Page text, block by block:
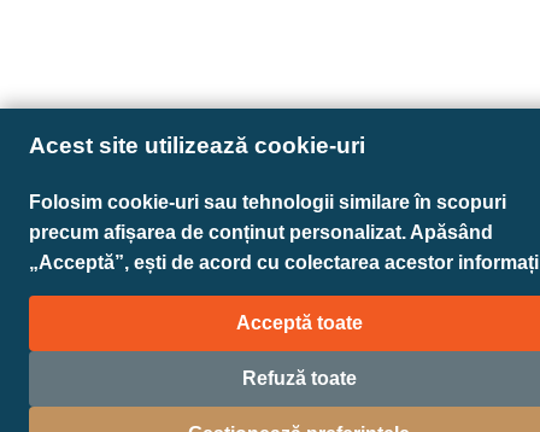
Acest site utilizează cookie-uri
Folosim cookie-uri sau tehnologii similare în scopuri
precum afișarea de conținut personalizat. Apăsând
„Acceptă”, ești de acord cu colectarea acestor
Acceptă toate
Refuză toate